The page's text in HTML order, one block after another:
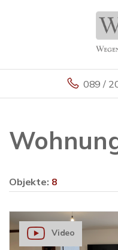
089 /
Objekte: 8
Video